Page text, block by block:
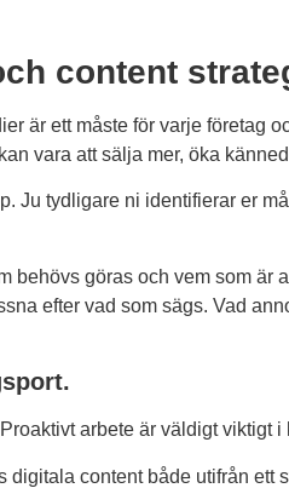
content
är ett måste för varje företag
vara att sälja mer, öka
Ju tydligare ni identifierar er
behövs göras och vem som
efter vad som sägs. Vad
arbete är väldigt viktigt
digitala content både utifrån ett